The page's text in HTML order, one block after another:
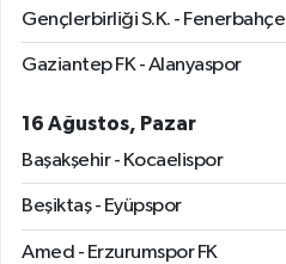
Gençlerbirliği S.K. - Fenerbahçe
Gaziantep FK - Alanyaspor
16 Ağustos, Pazar
Başakşehir - Kocaelispor
Beşiktaş - Eyüpspor
Amed - Erzurumspor FK